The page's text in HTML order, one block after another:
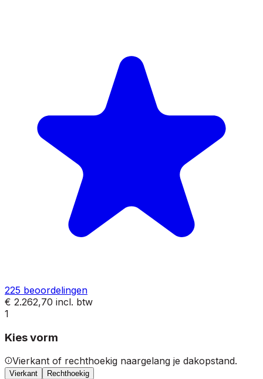
225 beoordelingen
€ 2.262,70 incl. btw
1
Kies vorm
Vierkant of rechthoekig naargelang je dakopstand.
Vierkant Rechthoekig